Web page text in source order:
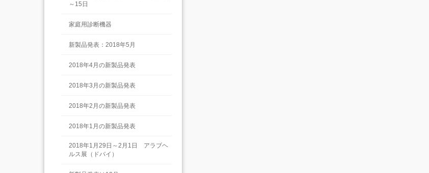
～15日
家庭用診断機器
新製品発表：2018年5月
2018年4月の新製品発表
2018年3月の新製品発表
2018年2月の新製品発表
2018年1月の新製品発表
2018年1月29日～2月1日 アラブヘ
ルス展（ドバイ）